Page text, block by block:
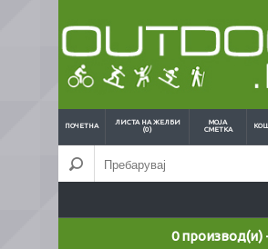
ПОЧЕТНА
ЛИСТА НА ЖЕЛБИ
(0)
МОЈА
СМЕТКА
0 производ(и)